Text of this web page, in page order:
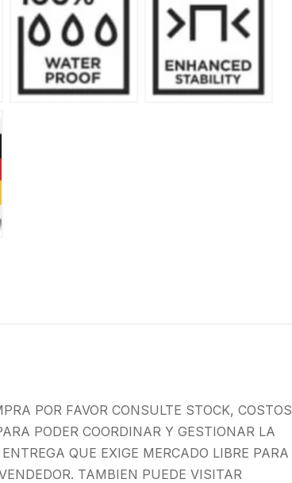
POR FAVOR CONSULTE STOCK, COSTOS
PODER COORDINAR Y GESTIONAR LA
QUE EXIGE MERCADO LIBRE PARA
TAMBIEN PUEDE VISITAR